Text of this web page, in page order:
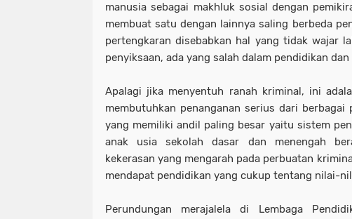
manusia sebagai makhluk sosial dengan
membuat satu dengan lainnya saling berbeda
pertengkaran disebabkan hal yang tidak wajar
penyiksaan, ada yang salah dalam pendidikan
Apalagi jika menyentuh ranah kriminal, ini
membutuhkan penanganan serius dari berbagai
yang memiliki andil paling besar yaitu sistem
anak usia sekolah dasar dan menengah
kekerasan yang mengarah pada perbuatan
mendapat pendidikan yang cukup tentang nilai-
Perundungan merajalela di Lembaga